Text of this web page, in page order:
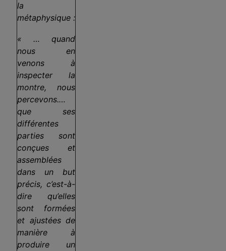
la
métaphysique :
« … quand
nous en
venons à
inspecter la
montre, nous
percevons.…
que ses
différentes
parties sont
conçues et
assemblées
dans un but
précis, c’est-à-
dire qu’elles
sont formées
et ajustées de
manière à
produire un